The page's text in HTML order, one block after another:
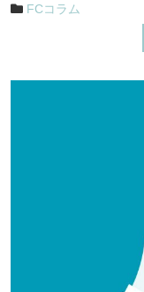
FCコラム